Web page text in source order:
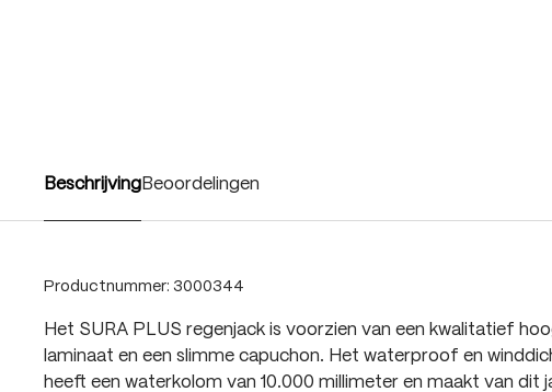
Beschrijving Beoordelingen
Productnummer: 3000344
Het SURA PLUS regenjack is voorzien van een kwalitatief
laminaat en een slimme capuchon. Het waterproof en
heeft een waterkolom van 10.000 millimeter en maakt van dit